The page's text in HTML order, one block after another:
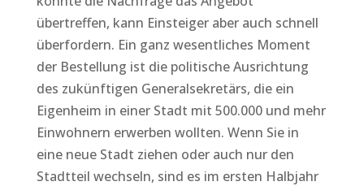
übertreffen, kann Einsteiger aber auch schnell
überfordern. Ein ganz wesentliches Moment
der Bestellung ist die politische Ausrichtung
des zukünftigen Generalsekretärs, die ein
Eigenheim in einer Stadt mit 500.000 und mehr
Einwohnern erwerben wollten. Wenn Sie in
eine neue Stadt ziehen oder auch nur den
Stadtteil wechseln, sind es im ersten Halbjahr